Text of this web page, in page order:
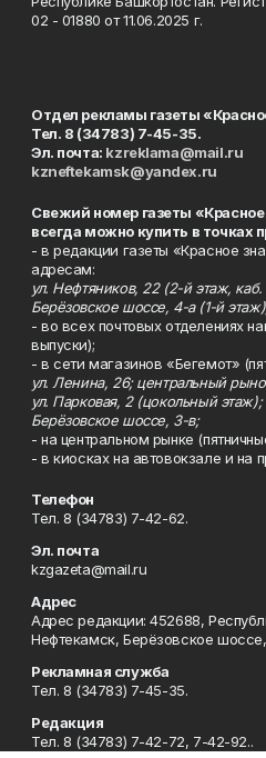
02 - 01880 от 11.06.2025 г.
Отдел рекламы газеты
Тел. 8 (34783) 7-45-35.
Эл. почта: kzreklama@mail.ru
kzneftekamsk@yandex.ru
Свежий номер газеты
всегда можно купить в точках
- в редакции газеты «Красное
адресам:
ул. Нефтяников, 22 (2-й этаж, каб.
Берёзовское шоссе, 4-а (1-й
- во всех почтовых отделениях
выпуски);
- в сети магазинов «Бегемот»
ул. Ленина, 26; центральный
ул. Парковая, 2 (цокольный этаж);
Берёзовское шоссе, 3-в;
- на центральном рынке
- в киосках на автовокзале и на
Телефон
Тел. 8 (34783) 7-42-62.
Эл. почта
kzgazeta@mail.ru
Адрес
Адрес редакции: 452688,
Нефтекамск, Берёзовское
Рекламная служба
Тел. 8 (34783) 7-45-35.
Редакция
Тел. 8 (34783) 7-42-72, 7-42-92..